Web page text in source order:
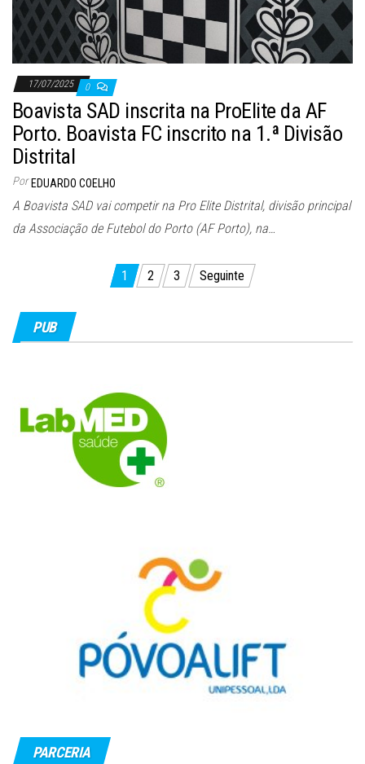
17/07/2025 0
Boavista SAD inscrita na ProElite da AF
Porto. Boavista FC inscrito na 1.ª Divisão
Distrital
Por EDUARDO COELHO
A Boavista SAD vai competir na Pro Elite Distrital, divisão principal
da Associação de Futebol do Porto (AF Porto), na…
Paginação
conteúdos
1 2 3 Seguinte
PUB
PARCERIA